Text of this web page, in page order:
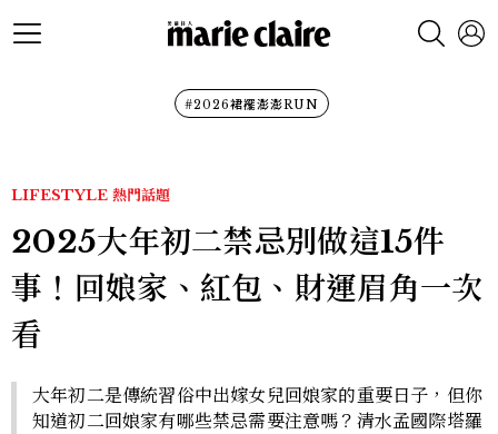
#2026裙襬澎澎RUN
LIFESTYLE 熱門話題
2025大年初二禁忌別做這15件
事！回娘家、紅包、財運眉角一次
看
大年初二是傳統習俗中出嫁女兒回娘家的重要日子，但你
知道初二回娘家有哪些禁忌需要注意嗎？清水孟國際塔羅